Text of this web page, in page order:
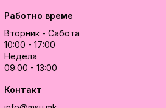
Работно време
Вторник - Сабота
10:00 - 17:00
Недела
09:00 - 13:00
Контакт